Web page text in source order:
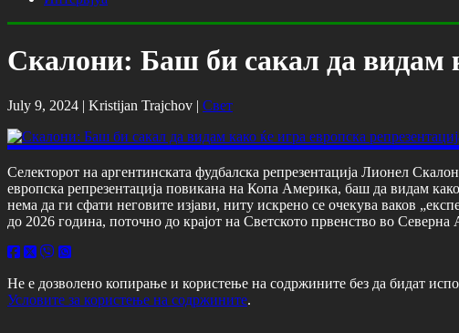
Скалони: Баш би сакал да видам
July 9, 2024 | Kristijan Trajchov | Свет
Селекторот на аргентинската фудбалска репрезентација Лионел
европска репрезентација повикана на Копа Америка, баш да видам
нема да ги сфати неговите изјави, ниту искрено се очекува ваков
до 2026 година, поточно до крајот на Светското првенство во Северна
Не е дозволено копирање и користење на содржините без да бидат
Условите за користење на содржините.